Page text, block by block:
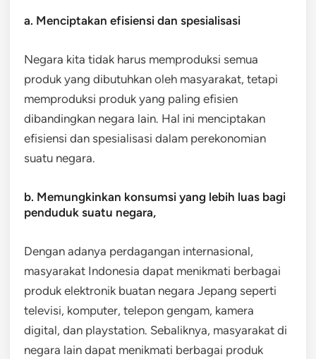
a. Menciptakan efisiensi dan spesialisasi
Negara kita tidak harus memproduksi semua
produk yang dibutuhkan oleh masyarakat, tetapi
memproduksi produk yang paling efisien
dibandingkan negara lain. Hal ini menciptakan
efisiensi dan spesialisasi dalam perekonomian
suatu negara.
b. Memungkinkan konsumsi yang lebih luas bagi
penduduk suatu negara,
Dengan adanya perdagangan internasional,
masyarakat Indonesia dapat menikmati berbagai
produk elektronik buatan negara Jepang seperti
televisi, komputer, telepon gengam, kamera
digital, dan playstation. Sebaliknya, masyarakat di
negara lain dapat menikmati berbagai produk